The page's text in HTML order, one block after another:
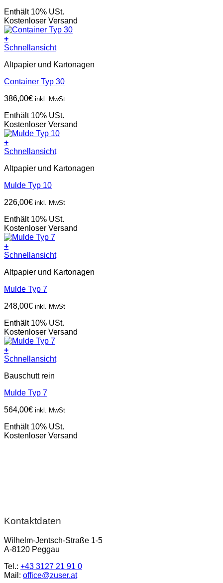
Enthält 10% USt.
Kostenloser Versand
+
Schnellansicht
Altpapier und Kartonagen
Container Typ 30
386,00€ inkl. MwSt
Enthält 10% USt.
Kostenloser Versand
+
Schnellansicht
Altpapier und Kartonagen
Mulde Typ 10
226,00€ inkl. MwSt
Enthält 10% USt.
Kostenloser Versand
+
Schnellansicht
Altpapier und Kartonagen
Mulde Typ 7
248,00€ inkl. MwSt
Enthält 10% USt.
Kostenloser Versand
+
Schnellansicht
Bauschutt rein
Mulde Typ 7
564,00€ inkl. MwSt
Enthält 10% USt.
Kostenloser Versand
Kontaktdaten
Wilhelm-Jentsch-Straße 1-5
A-8120 Peggau
Tel.: +43 3127 21 91 0
Mail: office@zuser.at